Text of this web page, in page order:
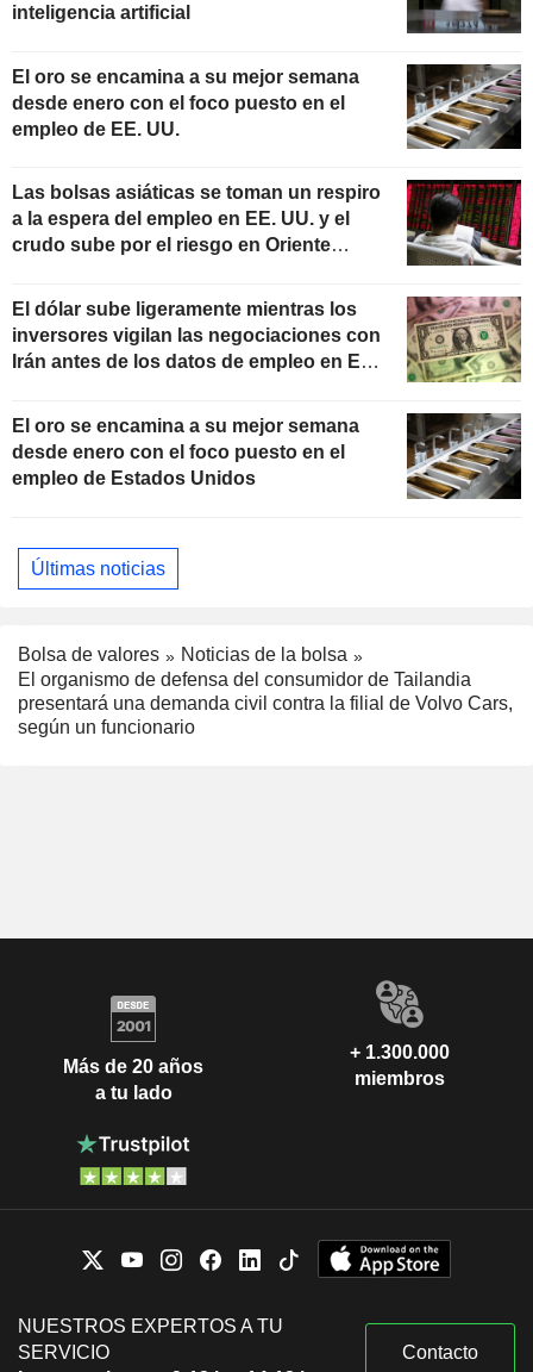
inteligencia artificial
El oro se encamina a su mejor semana
desde enero con el foco puesto en el
empleo de EE. UU.
Las bolsas asiáticas se toman un respiro
a la espera del empleo en EE. UU. y el
crudo sube por el riesgo en Oriente
El dólar sube ligeramente mientras los
inversores vigilan las negociaciones con
Irán antes de los datos de empleo en EE.
El oro se encamina a su mejor semana
desde enero con el foco puesto en el
empleo de Estados Unidos
Últimas noticias
Bolsa de valores
Noticias de la bolsa
El organismo de defensa del consumidor de Tailandia
presentará una demanda civil contra la filial de Volvo Cars,
según un funcionario
Más de 20 años
a tu lado
+ 1.300.000
miembros
NUESTROS EXPERTOS A TU
SERVICIO
Contacto